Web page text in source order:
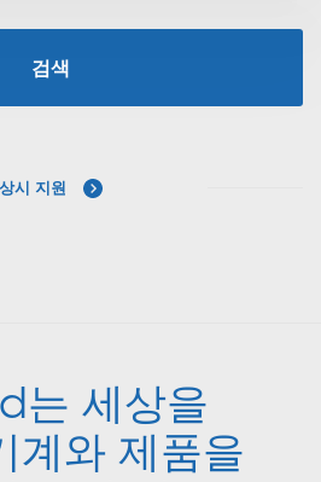
검색
상시 지원
는 세상을
계와 제품을